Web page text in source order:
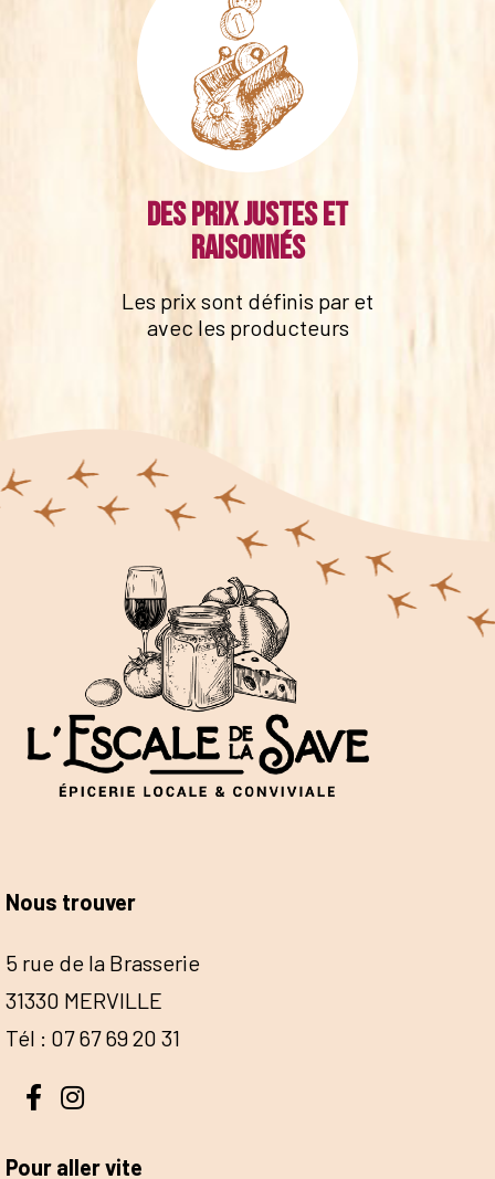
Des prix justes et
raisonnés
Les prix sont définis par et
avec les producteurs
Nous trouver
5 rue de la Brasserie
31330 MERVILLE
Tél : 07 67 69 20 31
Pour aller vite